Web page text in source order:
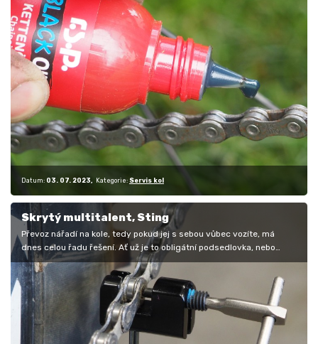
Datum: 03. 07. 2023 Kategorie: Servis kol
Skrytý multitalent, Sting
Převoz nářadí na kole, tedy pokud jej s sebou vůbec vozíte, má
dnes celou řadu řešení. Ať už je to obligátní podsedlovka, nebo
rámová…